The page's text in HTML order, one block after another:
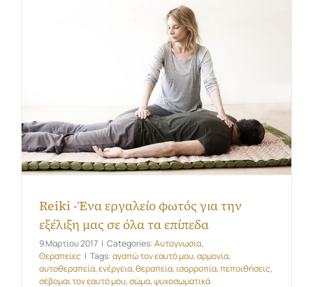
Reiki -Ένα εργαλείο φωτός για την
εξέλιξη μας σε όλα τα επίπεδα
9 Μαρτίου 2017 | Categories:Αυτογνωσία,
Θεραπείες | Tags:αγαπώ τον εαυτό μου,αρμονία,
αυτοθεραπεία,ενέργεια,θεραπεία, ισορροπία,πεποιθήσεις,
σέβομαι τον εαυτό μου,σώμα,ψυχοσωματικά